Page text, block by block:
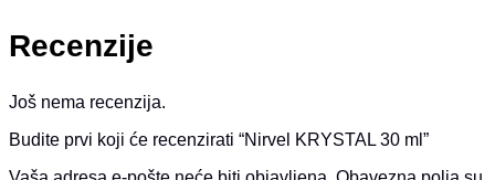
Recenzije
Još nema recenzija.
Budite prvi koji će recenzirati “Nirvel KRYSTAL 30 ml”